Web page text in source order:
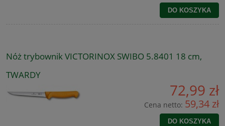
DO KOSZYKA
Nóż trybownik VICTORINOX SWIBO 5.8401 18 cm,
TWARDY
72,99 zł
Cena netto: 59,34 zł
DO KOSZYKA